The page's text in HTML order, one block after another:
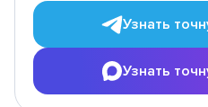
Узнать
Узнать